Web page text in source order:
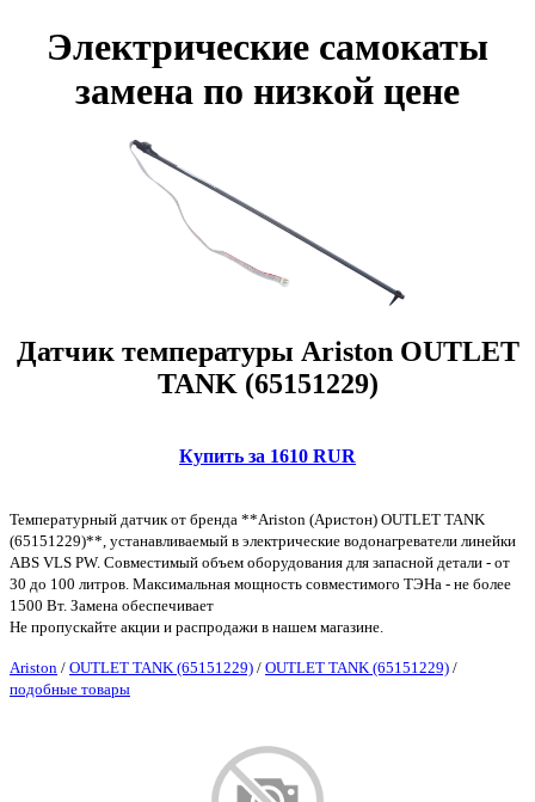
Электрические самокаты
замена по низкой цене
Датчик температуры Ariston OUTLET
TANK (65151229)
Купить за 1610 RUR
Температурный датчик от бренда **Ariston (Аристон) OUTLET TANK
(65151229)**, устанавливаемый в электрические водонагреватели линейки
ABS VLS PW. Совместимый объем оборудования для запасной детали - от
30 до 100 литров. Максимальная мощность совместимого ТЭНа - не более
1500 Вт. Замена обеспечивает
Не пропускайте акции и распродажи в нашем магазине.
Ariston / OUTLET TANK (65151229) / OUTLET TANK (65151229) /
подобные товары